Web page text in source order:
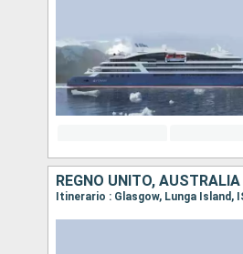
REGNO UNITO, AUSTRALIA